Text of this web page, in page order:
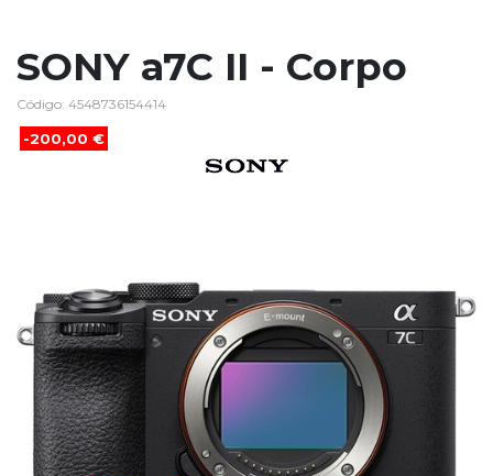
SONY a7C II - Corpo
Código: 4548736154414
-200,00 €